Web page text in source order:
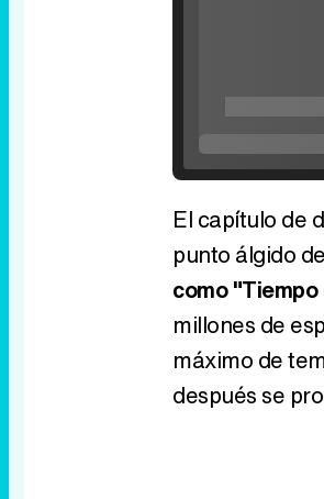
El capítulo de
punto álgido
como
millones de
máximo de
después se